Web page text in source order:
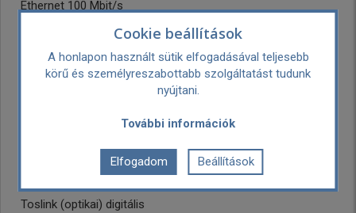
Ethernet 100 Mbit/s
Bluetooth kapcsolat
Kijelző, kezelőgombok, távvezérlés
Saját készülékgombok
Sztereó RCA
Toslink (optikai) digitális
Cookie beállítások
A honlapon használt sütik elfogadásával teljesebb
körű és személyreszabottabb szolgáltatást tudunk
nyújtani.
További információk
Elfogadom Beállítások